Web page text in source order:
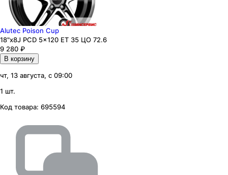
Alutec Poison Cup
18"x8J PCD 5x120 ЕТ 35 ЦО 72.6
9 280 ₽
В корзину
чт, 13 августа, с 09:00
1 шт.
Код товара: 695594